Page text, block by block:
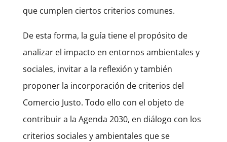
que cumplen ciertos criterios comunes.
De esta forma, la guía tiene el propósito de
analizar el impacto en entornos ambientales y
sociales, invitar a la reflexión y también
proponer la incorporación de criterios del
Comercio Justo. Todo ello con el objeto de
contribuir a la Agenda 2030, en diálogo con los
criterios sociales y ambientales que se